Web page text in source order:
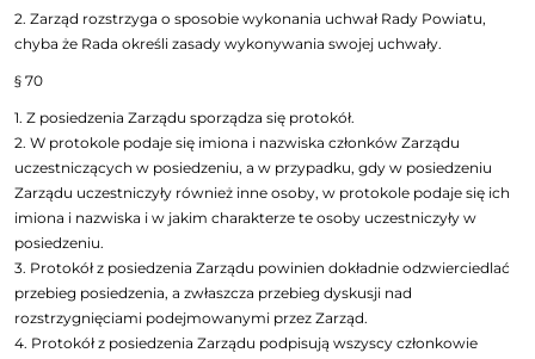
2. Zarząd rozstrzyga o sposobie wykonania uchwał Rady Powiatu,
chyba że Rada określi zasady wykonywania swojej uchwały.
§ 70
1. Z posiedzenia Zarządu sporządza się protokół.
2. W protokole podaje się imiona i nazwiska członków Zarządu
uczestniczących w posiedzeniu, a w przypadku, gdy w posiedzeniu
Zarządu uczestniczyły również inne osoby, w protokole podaje się ich
imiona i nazwiska i w jakim charakterze te osoby uczestniczyły w
posiedzeniu.
3. Protokół z posiedzenia Zarządu powinien dokładnie odzwierciedlać
przebieg posiedzenia, a zwłaszcza przebieg dyskusji nad
rozstrzygnięciami podejmowanymi przez Zarząd.
4. Protokół z posiedzenia Zarządu podpisują wszyscy członkowie